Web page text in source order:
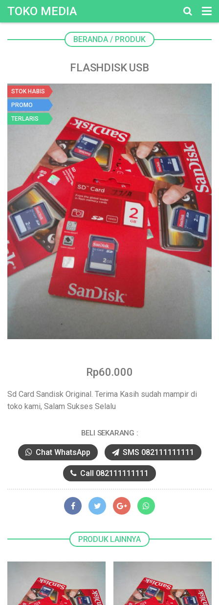
TOKO MEDIA
BERANDA / PRODUK
FLASHDISK USB
STOK HABIS
PROMO
TERLARIS
Rp60.000
Sd Card Sandisk Original. Terima Kasih sudah mampir di
toko kami, Salam Sukses Selalu
BELI SEKARANG :
Chat WhatsApp SMS 082111111111
Call 082111111111